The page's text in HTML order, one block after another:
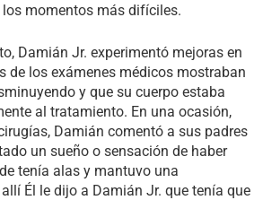
momentos más difíciles.
Damián Jr. experimentó mejoras en
de los exámenes médicos mostraban
y que su cuerpo estaba
al tratamiento. En una ocasión,
Damián comentó a sus padres
un sueño o sensación de haber
tenía alas y mantuvo una
Él le dijo a Damián Jr. que tenía que